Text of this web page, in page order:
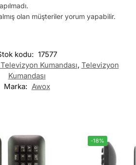
olan müşteriler yorum yapabilir.
kodu: 17577
Kumandası, Televizyon
Kumandası
Marka: Awox
-18%